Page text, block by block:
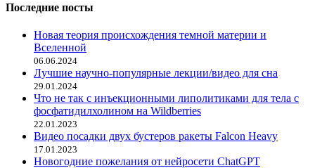
Последние посты
Новая теория происхождения темной материи и
Вселенной
06.06.2024
Лучшие научно-популярные лекции/видео для сна
29.01.2024
Что не так с инъекционными липолитиками для тела с
фосфатидилхолином на Wildberries
22.01.2023
Видео посадки двух бустеров ракеты Falcon Heavy
17.01.2023
Новогодние пожелания от нейросети ChatGPT